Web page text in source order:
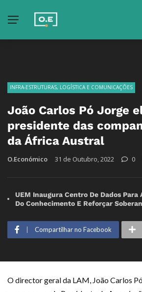
INFRA-ESTRUTURAS, LOGÍSTICA E COMUNICAÇÕES
João Carlos Pó Jorge
presidente das
da África Austral
O.Económico 31 de Outubro, 2022 0
UEM Inaugura Centro De Dados Para
Do Conhecimento E Reforçar
Compartilhar no Facebook
O director geral da LAM, João Carlos